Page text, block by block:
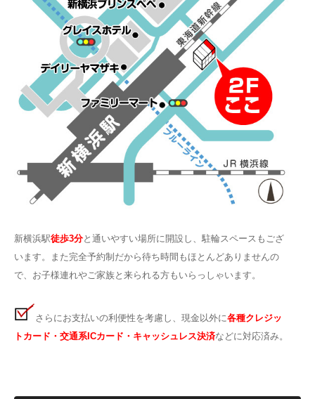
新横浜駅徒歩3分と通いやすい場所に開設し、駐輪スペースもござ
います。また完全予約制だから待ち時間もほとんどありませんの
で、お子様連れやご家族と来られる方もいらっしゃいます。
さらにお支払いの利便性を考慮し、現金以外に各種クレジッ
トカード・交通系ICカード・キャッシュレス決済などに対応済み。